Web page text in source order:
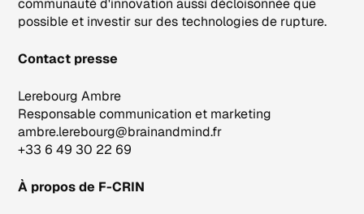
possible et investir sur des technologies de rupture.
Contact presse
Lerebourg Ambre
Responsable communication et marketing
ambre.lerebourg@brainandmind.fr
+33 6 49 30 22 69
À propos de F-CRIN